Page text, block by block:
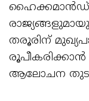
ഹൈക്കമാന്‍ഡ്
തരൂരിന്
രൂപീകരിക്കാന്‍
ആലോചന